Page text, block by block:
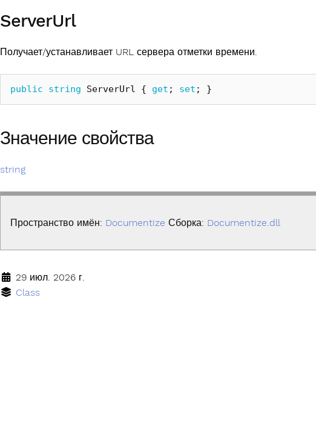
ServerUrl
Получает/устанавливает URL сервера отметки времени.
public string ServerUrl { get ; set ; }
Значение свойства
string
Пространство имён: Documentize Сборка: Documentize.dll
29 июл. 2026 г.
Class